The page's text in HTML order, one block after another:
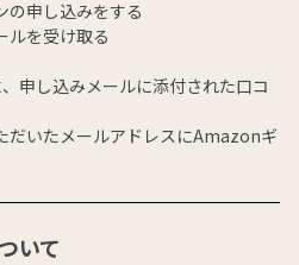
の申し込みをする
ルを受け取る
申し込みメールに添付された口コ
だいたメールアドレスにAmazonギ
いて